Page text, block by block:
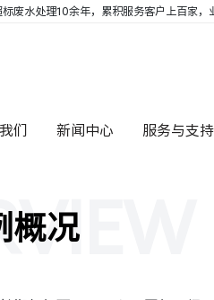
废水处理10余年，累积服务客户上百家
们 新闻中心 服务与支持
概况